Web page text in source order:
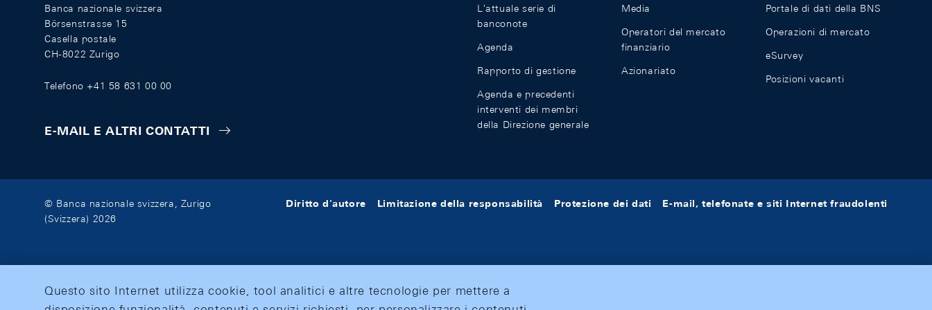
Banca nazionale svizzera
Börsenstrasse 15
Casella postale
CH-8022 Zurigo
Telefono +41 58 631 00 00
E-MAIL E ALTRI CONTATTI
L'attuale serie di
banconote
Agenda
Rapporto di gestione
Agenda e precedenti
interventi dei membri
della Direzione generale
Media
Operatori del mercato
finanziario
Azionariato
Portale di dati della BNS
Operazioni di mercato
eSurvey
Posizioni vacanti
© Banca nazionale svizzera, Zurigo
(Svizzera) 2026
Diritto d'autore Limitazione della responsabilità Protezione dei dati E-mail, telefonate e siti Internet fraudolenti
Questo sito Internet utilizza cookie, tool analitici e altre tecnologie per mettere a